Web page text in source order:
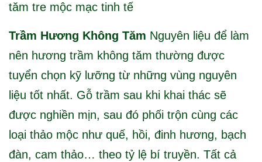
tăm tre mộc mạc tinh tế
Trầm Hương Không Tăm Nguyên liệu để làm
nên hương trầm không tăm thường được
tuyển chọn kỹ lưỡng từ những vùng nguyên
liệu tốt nhất. Gỗ trầm sau khi khai thác sẽ
được nghiền mịn, sau đó phối trộn cùng các
loại thảo mộc như quế, hồi, đinh hương, bạch
đàn, cam thảo… theo tỷ lệ bí truyền. Tất cả